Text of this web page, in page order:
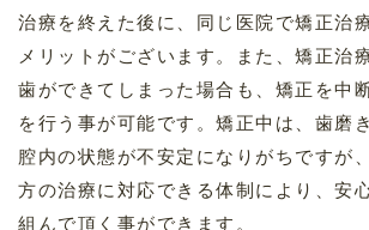
治療を終えた後に、同じ医院で矯正治
メリットがございます。また、矯正治
歯ができてしまった場合も、矯正を中
を行う事が可能です。矯正中は、歯磨
腔内の状態が不安定になりがちですが
方の治療に対応できる体制により、安
組んで頂く事ができます。